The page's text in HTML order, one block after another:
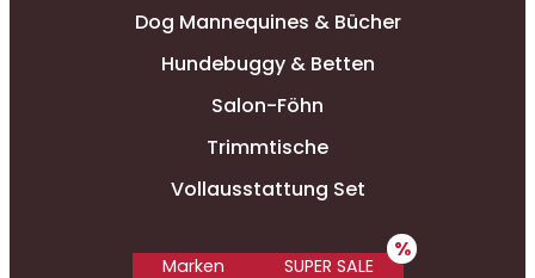
Dog Mannequines & Bücher
Hundebuggy & Betten
Salon-Föhn
Trimmtische
Vollausstattung Set
Marken SUPER SALE